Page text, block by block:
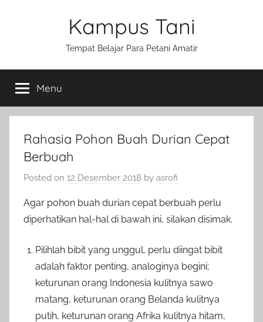
Kampus Tani
Tempat Belajar Para Petani Amatir
Menu
Rahasia Pohon Buah Durian Cepat
Berbuah
Posted on 12 Desember 2018 by asrofi
Agar pohon buah durian cepat berbuah perlu
diperhatikan hal-hal di bawah ini, silakan disimak.
Pilihlah bibit yang unggul, perlu diingat bibit
adalah faktor penting, analoginya begini;
keturunan orang Indonesia kulitnya sawo
matang, keturunan orang Belanda kulitnya
putih, keturunan orang Afrika kulitnya hitam,